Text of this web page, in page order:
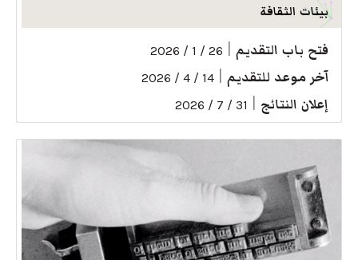
بيئات الثقافة
فتح باب التقديم 26 / 1 / 2026
آخر موعد للتقديم 14 / 4 / 2026
إعلان النتائج 31 / 7 / 2026